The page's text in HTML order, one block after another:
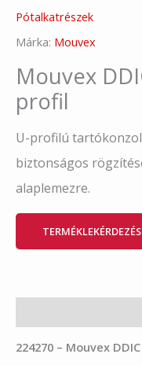
Pótalkatrészek
Márka: Mouvex
Mouvex
profil
U-profilú
biztonságos
alaplemezre.
224270 – Mouvex